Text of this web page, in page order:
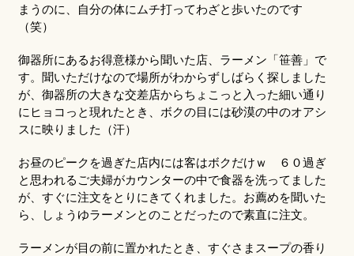
まうのに、自分の体にムチ打ってわざと歩いたのです
（笑）
御器所にあるお得意様から聞いた店、ラーメン「笹善」で
す。聞いただけなので場所がわからずしばらく探しました
が、御器所の大きな交差店からちょこっと入った細い通り
にヒョコっと現れたとき、ボクの目には砂漠の中のオアシ
スに映りました（汗）
お昼のピークを過ぎた店内には客はボクだけｗ ６０過ぎ
と思われるご夫婦がカウンターの中で食器を洗ってました
が、すぐに注文をとりにきてくれました。お薦めを聞いた
ら、しょうゆラーメンとのことだったので素直に注文。
ラーメンが目の前に置かれたとき、すぐさまスープの香り